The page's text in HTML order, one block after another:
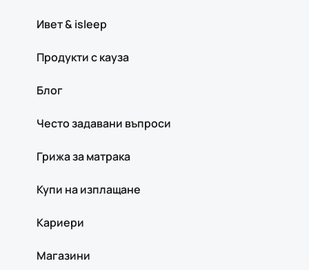
Ивет & isleep
Продукти с кауза
Блог
Често задавани въпроси
Грижа за матрака
Купи на изплащане
Кариери
Магазини